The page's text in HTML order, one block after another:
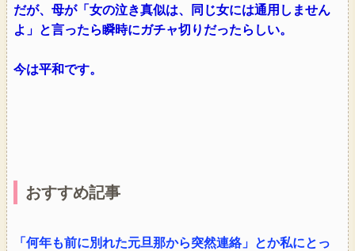
だが、母が「女の泣き真似は、同じ女には通用しません
よ」と言ったら瞬時にガチャ切りだったらしい。
今は平和です。
おすすめ記事
「何年も前に別れた元旦那から突然連絡」とか私にとっ